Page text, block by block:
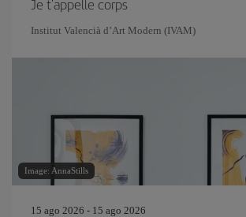
Je t'appelle corps
Institut Valencià d’Art Modern (IVAM)
Image: AnnaStills
15 ago 2026 - 15 ago 2026